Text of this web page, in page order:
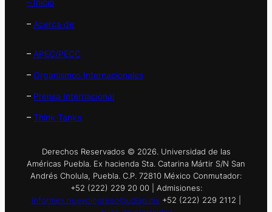
– Inicio
– Acerca de
– APEC/PECC
– Organismos Internacionales
– Prensa Internacional
– Think Tanks
Derechos Reservados © 2026. Universidad de las
Américas Puebla. Ex hacienda Sta. Catarina Mártir S/N San
Andrés Cholula, Puebla. C.P. 72810 México Conmutador:
+52 (222) 229 20 00 | Admisiones:
informes.nuevoingreso@udlap.mx +52 (222) 229 2112 |